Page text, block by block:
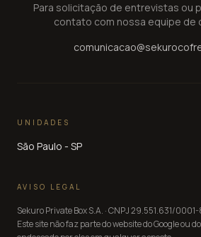
Para solicitação de entrevistas ou
contato com nossa equipe de
UNIDADES
São Paulo - SP
AVISO LEGAL
Sekuro Private Box S.A. · CNPJ29.551.631/
Este site não faz parte do website do Google ou